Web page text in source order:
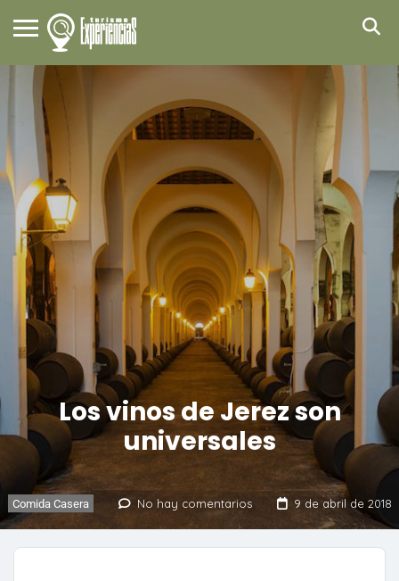
Los vinos de Jerez son
universales
Comida Casera No hay comentarios 9 de abril de 2018